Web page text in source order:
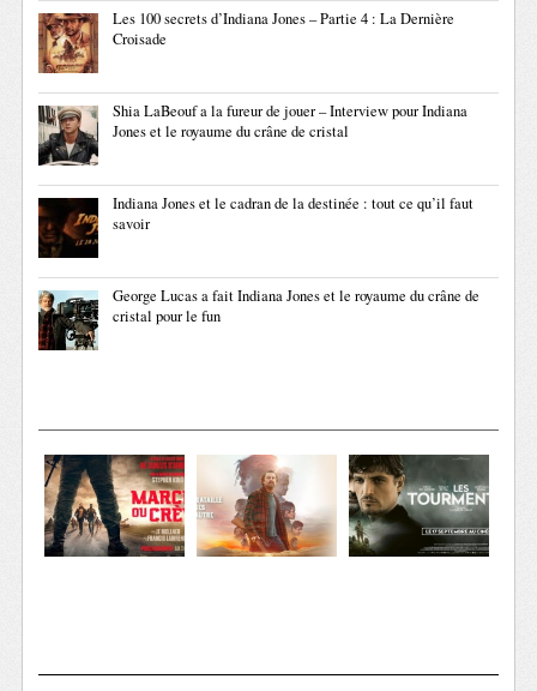
Les 100 secrets d’Indiana Jones – Partie 4 : La Dernière
Croisade
Shia LaBeouf a la fureur de jouer – Interview pour Indiana
Jones et le royaume du crâne de cristal
Indiana Jones et le cadran de la destinée : tout ce qu’il faut
savoir
George Lucas a fait Indiana Jones et le royaume du crâne de
cristal pour le fun